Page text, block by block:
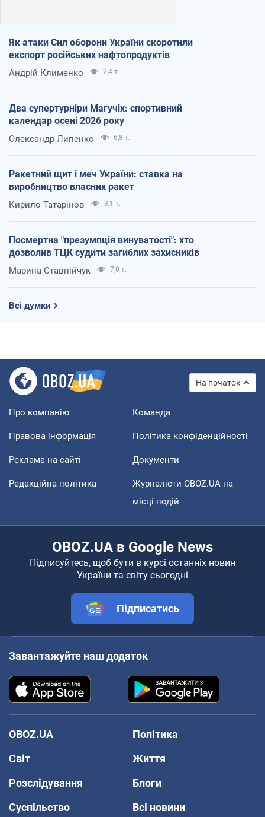
Як атаки Сил оборони України скоротили
експорт російських нафтопродуктів
Андрій Клименко 2,4 т.
Два супертурніри Магучіх: спортивний
календар осені 2026 року
Олександр Липенко 6,8 т.
Ракетний щит і меч України: ставка на
виробництво власних ракет
Кирило Татарінов 3,1 т.
Посмертна "презумпція винуватості": хто
дозволив ТЦК судити загиблих захисників
Марина Ставнійчук 7,0 т.
Всі думки
На початок
Про компанію Команда
Правова інформація Політика конфіденційності
Реклама на сайті Документи
Редакційна політика
Журналісти OBOZ.UA на
місці подій
OBOZ.UA в Google News
Підписуйтесь, щоб бути в курсі останніх новин
України та світу сьогодні
Підписатись
Завантажуйте наш додаток
OBOZ.UA
Політика
Світ
Життя
Розслідування
Блоги
Суспільство
Всі новини